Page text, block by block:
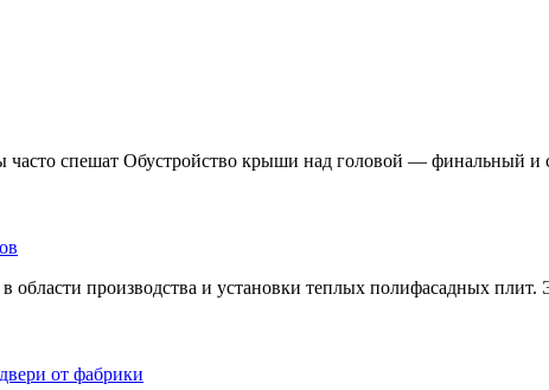
часто спешат Обустройство крыши над головой — финальный и
области производства и установки теплых полифасадных